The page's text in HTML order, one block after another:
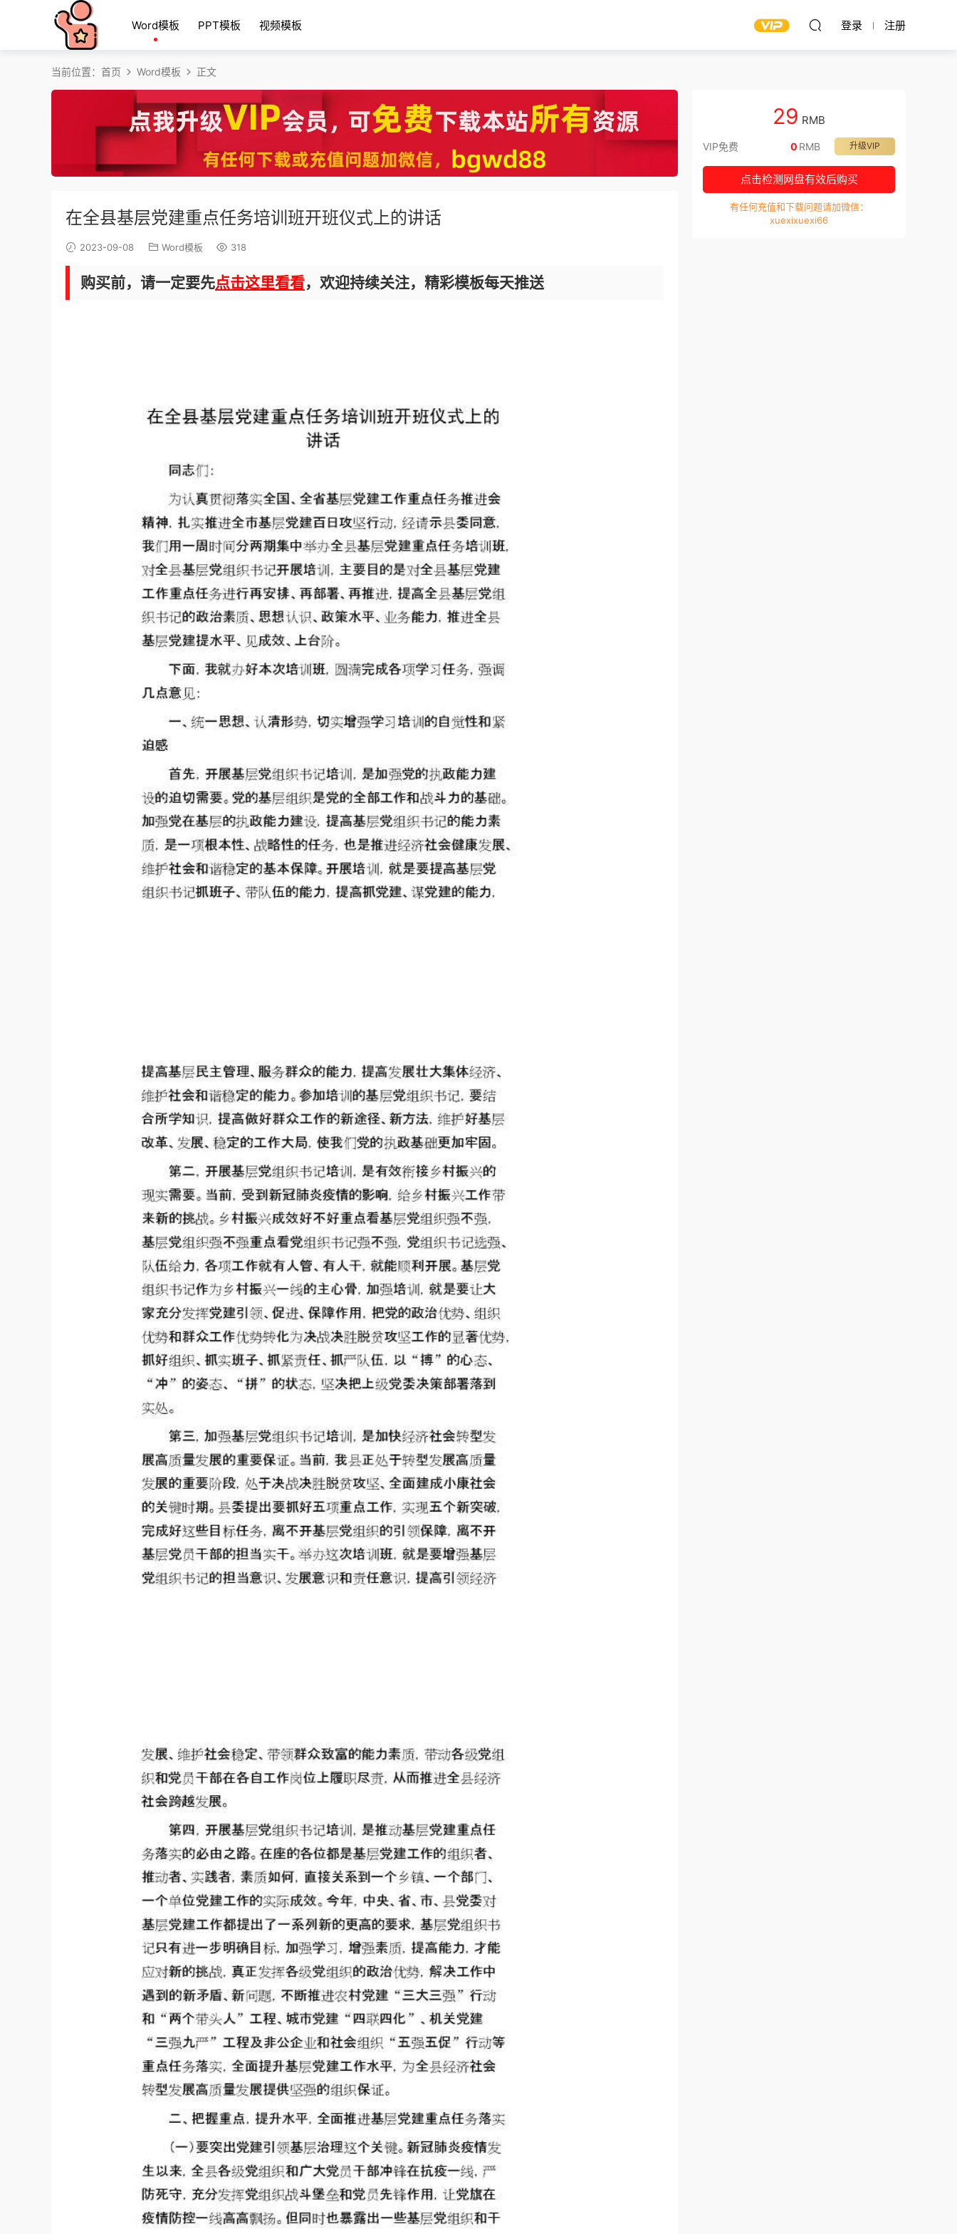
Word模板 PPT模板 视频模板 登录 注册
当前位置： 首页 Word模板 正文
在全县基层党建重点任务培训班开班仪式上的讲话
2023-09-08 Word模板 318
购买前，请一定要先点击这里看看，欢迎持续关注，精彩模板每天推送
29 RMB
VIP免费 升级VIP
0 RMB
点击检测网盘有效后购买
有任何充值和下载问题请加微信：
xuexixuexi66